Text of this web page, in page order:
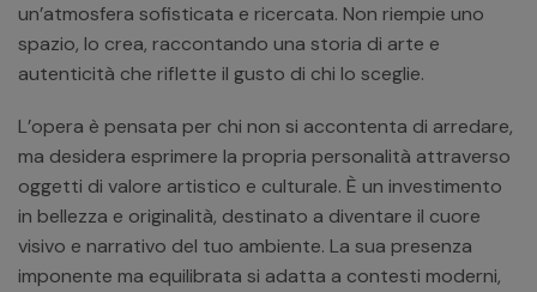
un’atmosfera sofisticata e ricercata. Non riempie uno
spazio, lo crea, raccontando una storia di arte e
autenticità che riflette il gusto di chi lo sceglie.
L’opera è pensata per chi non si accontenta di arredare,
ma desidera esprimere la propria personalità attraverso
oggetti di valore artistico e culturale. È un investimento
in bellezza e originalità, destinato a diventare il cuore
visivo e narrativo del tuo ambiente. La sua presenza
imponente ma equilibrata si adatta a contesti moderni,